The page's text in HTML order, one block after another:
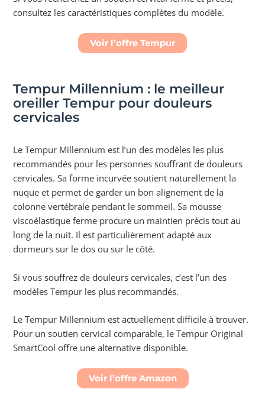
consultez les caractéristiques complètes du modèle.
Voir l’offre Tempur
Tempur Millennium : le meilleur
oreiller Tempur pour douleurs
cervicales
Le Tempur Millennium est l’un des modèles les plus
recommandés pour les personnes souffrant de douleurs
cervicales. Sa forme incurvée soutient naturellement la
nuque et permet de garder un bon alignement de la
colonne vertébrale pendant le sommeil. Sa mousse
viscoélastique ferme procure un maintien précis tout au
long de la nuit. Il est particulièrement adapté aux
dormeurs sur le dos ou sur le côté.
Si vous souffrez de douleurs cervicales, c’est l’un des
modèles Tempur les plus recommandés.
Le Tempur Millennium est actuellement difficile à trouver.
Pour un soutien cervical comparable, le Tempur Original
SmartCool offre une alternative disponible.
Voir l’offre Amazon